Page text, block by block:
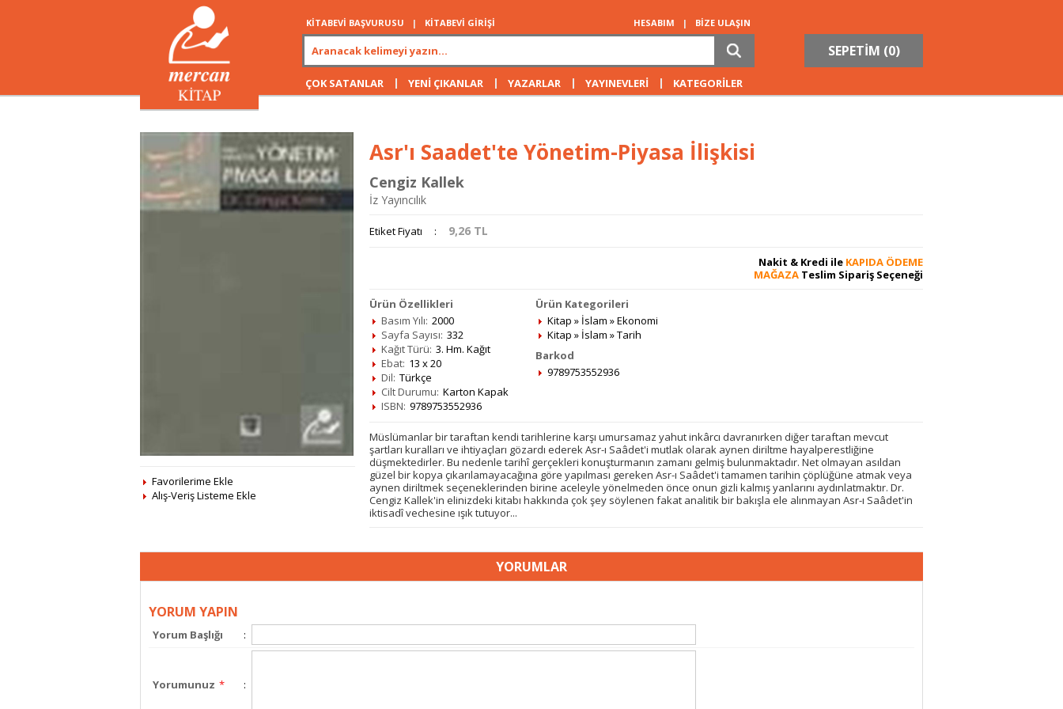
KİTABEVİ BAŞVURUSU | KİTABEVİ GİRİŞİ HESABIM | BİZE ULAŞIN
SEPETİM (0)
ÇOK SATANLAR | YENİ ÇIKANLAR | YAZARLAR | YAYINEVLERİ | KATEGORİLER
Favorilerime Ekle
Alış-Veriş Listeme Ekle
Asr'ı Saadet'te Yönetim-Piyasa İlişkisi
Cengiz Kallek
İz Yayıncılık
Etiket Fiyatı : 9,26 TL
Nakit & Kredi ile KAPIDA ÖDEME
MAĞAZA Teslim Sipariş Seçeneği
Ürün Özellikleri
Basım Yılı: 2000
Sayfa Sayısı: 332
Kağıt Türü: 3. Hm. Kağıt
Ebat: 13 x 20
Dil: Türkçe
Cilt Durumu: Karton Kapak
ISBN: 9789753552936
Ürün Kategorileri
Kitap » İslam »Ekonomi
Kitap » İslam »Tarih
Barkod
9789753552936
Müslümanlar bir taraftan kendi tarihlerine karşı umursamaz yahut inkârcı davranırken diğer taraftan mevcut
şartları kuralları ve ihtiyaçları gözardı ederek Asr-ı Saâdet'i mutlak olarak aynen diriltme hayalperestliğine
düşmektedirler. Bu nedenle tarihî gerçekleri konuşturmanın zamanı gelmiş bulunmaktadır. Net olmayan asıldan
güzel bir kopya çıkarılamayacağına göre yapılması gereken Asr-ı Saâdet'i tamamen tarihin çöplüğüne atmak veya
aynen diriltmek seçeneklerinden birine aceleyle yönelmeden önce onun gizli kalmış yanlarını aydınlatmaktır. Dr.
Cengiz Kallek'in elinizdeki kitabı hakkında çok şey söylenen fakat analitik bir bakışla ele alınmayan Asr-ı Saâdet'in
iktisadî vechesine ışık tutuyor...
YORUMLAR
YORUM YAPIN
Yorum Başlığı :
Yorumunuz * :